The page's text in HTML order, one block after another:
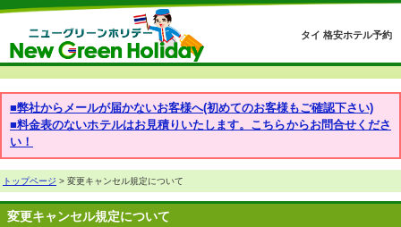
タイ 格安ホテル予約
■弊社からメールが届かないお客様へ(初めてのお客様もご確認下さい)
■料金表のないホテルはお見積りいたします。こちらからお問合せくださ
い！
トップページ > 変更キャンセル規定について
変更キャンセル規定について